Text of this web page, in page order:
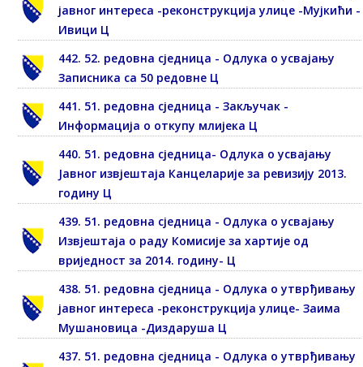
јавног интереса -реконструкција улице -Мујкићи -
Ивици Ц
442. 52. редовна сједница - Одлука о усвајању
Записника са 50 редовне Ц
441. 51. редовна сједница - Закључак -
Информација о откупу млијека Ц
440. 51. редовна сједница- Одлука о усвајању
Јавног извјештаја Канцеларије за ревизију 2013.
годину Ц
439. 51. редовна сједница - Одлука о усвајању
Извјештаја о раду Комисије за хартије од
вриједност за 2014. годину- Ц
438. 51. редовна сједница - Одлука о утврђивању
јавног интереса -реконструкција улице- Заима
Мушановица -Диздаруша Ц
437. 51. редовна сједница - Одлука о утврђивању